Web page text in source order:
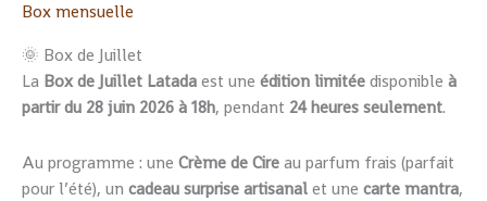
h
e
r
Box mensuelle
🌞 Box de Juillet
La Box de Juillet Latada est une édition limitée disponible à
partir du 28 juin 2026 à 18h, pendant 24 heures seulement.
Au programme : une Crème de Cire au parfum frais (parfait
pour l’été), un cadeau surprise artisanal et une carte mantra,